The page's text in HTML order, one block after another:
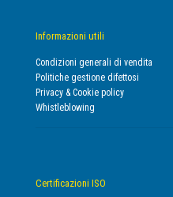
Informazioni utili
Condizioni generali di vendita
Politiche gestione difettosi
Privacy & Cookie policy
Whistleblowing
Certificazioni ISO